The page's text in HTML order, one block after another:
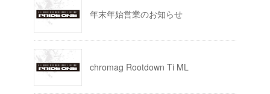
年末年始営業のお知らせ
chromag Rootdown Ti ML